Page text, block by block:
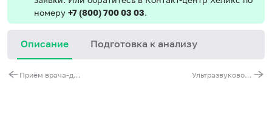
номеру +7 (800) 700 03 03.
Описание Подготовка к анализу
Приём врача-дерматовенеролога повторный Ультразвуковое исследование печени и желчного пузыря